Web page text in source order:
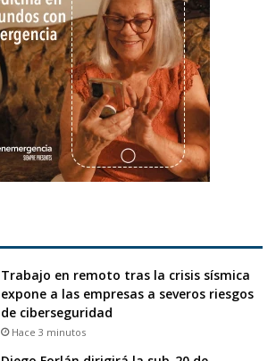
Trabajo en remoto tras la crisis sísmica
expone a las empresas a severos riesgos
de ciberseguridad
Hace 3 minutos